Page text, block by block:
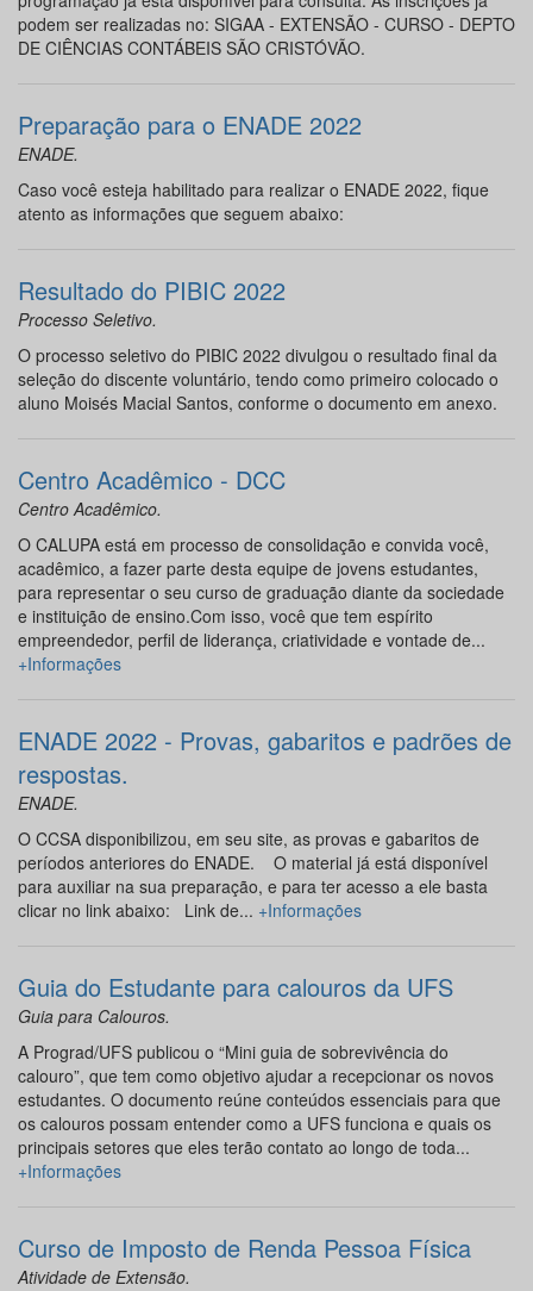
podem ser realizadas no: SIGAA - EXTENSÃO - CURSO - DEPTO
DE CIÊNCIAS CONTÁBEIS SÃO CRISTÓVÃO.
Preparação para o ENADE 2022
ENADE.
Caso você esteja habilitado para realizar o ENADE 2022, fique
atento as informações que seguem abaixo:
Resultado do PIBIC 2022
Processo Seletivo.
O processo seletivo do PIBIC 2022 divulgou o resultado final da
seleção do discente voluntário, tendo como primeiro colocado o
aluno Moisés Macial Santos, conforme o documento em anexo.
Centro Acadêmico - DCC
Centro Acadêmico.
O CALUPA está em processo de consolidação e convida você,
acadêmico, a fazer parte desta equipe de jovens estudantes,
para representar o seu curso de graduação diante da sociedade
e instituição de ensino.Com isso, você que tem espírito
empreendedor, perfil de liderança, criatividade e vontade de...
+Informações
ENADE 2022 - Provas, gabaritos e padrões de
respostas.
ENADE.
O CCSA disponibilizou, em seu site, as provas e gabaritos de
períodos anteriores do ENADE. O material já está disponível
para auxiliar na sua preparação, e para ter acesso a ele basta
clicar no link abaixo: Link de... +Informações
Guia do Estudante para calouros da UFS
Guia para Calouros.
A Prograd/UFS publicou o “Mini guia de sobrevivência do
calouro”, que tem como objetivo ajudar a recepcionar os novos
estudantes. O documento reúne conteúdos essenciais para que
os calouros possam entender como a UFS funciona e quais os
principais setores que eles terão contato ao longo de toda...
+Informações
Curso de Imposto de Renda Pessoa Física
Atividade de Extensão.